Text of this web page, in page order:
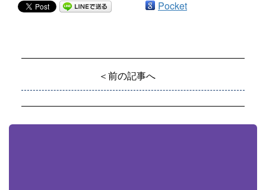
Pocket
＜前の記事へ